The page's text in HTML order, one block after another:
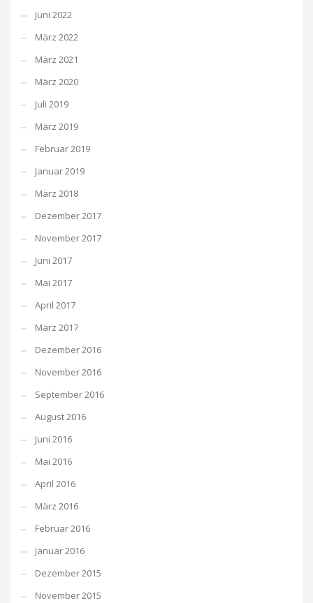
Juni 2022
März 2022
März 2021
März 2020
Juli 2019
März 2019
Februar 2019
Januar 2019
März 2018
Dezember 2017
November 2017
Juni 2017
Mai 2017
April 2017
März 2017
Dezember 2016
November 2016
September 2016
August 2016
Juni 2016
Mai 2016
April 2016
März 2016
Februar 2016
Januar 2016
Dezember 2015
November 2015